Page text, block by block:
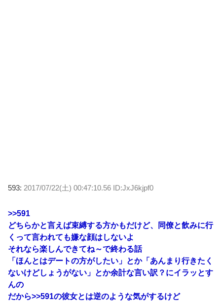
593: 2017/07/22(土) 00:47:10.56 ID:JxJ6kjpf0
>>591
どちらかと言えば束縛する方かもだけど、同僚と飲みに行
くって言われても嫌な顔はしないよ
それなら楽しんできてね～で終わる話
「ほんとはデートの方がしたい」とか「あんまり行きたく
ないけどしょうがない」とか余計な言い訳？にイラッとす
んの
だから>>591の彼女とは逆のような気がするけど